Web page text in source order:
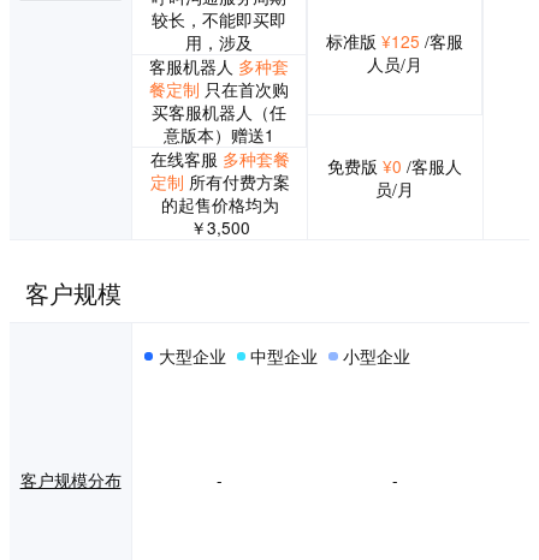
较长，不能即买即
用，涉及
客服机器人 多种套
餐定制 只在首次购
买客服机器人（任
意版本）赠送1
在线客服 多种套餐
定制 所有付费方案
的起售价格均为
￥3,500
标准版 ¥125 /客服
人员/月
免费版¥0 /客服人
员/月
客户规模
客户规模分布
大型企业 中型企业 小型企业
- -